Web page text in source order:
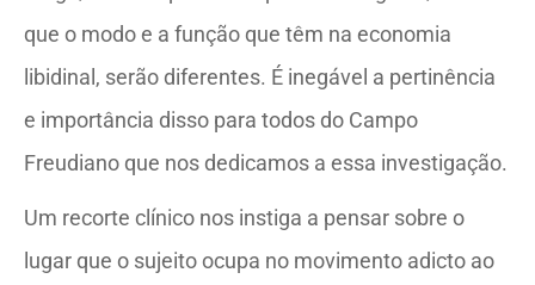
que o modo e a função que têm na economia
libidinal, serão diferentes. É inegável a pertinência
e importância disso para todos do Campo
Freudiano que nos dedicamos a essa investigação.
Um recorte clínico nos instiga a pensar sobre o
lugar que o sujeito ocupa no movimento adicto ao